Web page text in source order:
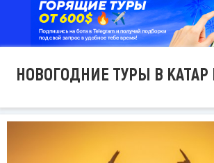
НОВОГОДНИЕ ТУРЫ В КАТАР